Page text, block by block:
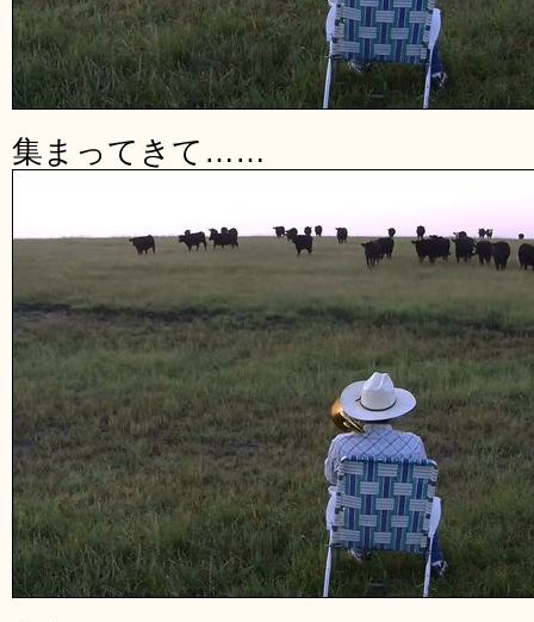
集まってきて……